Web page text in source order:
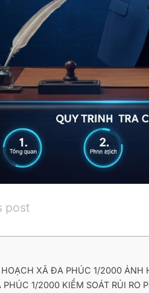
post
XÃ ĐA PHÚC 1/2000 ẢNH
1/2000 KIỂM SOÁT RỦI RO